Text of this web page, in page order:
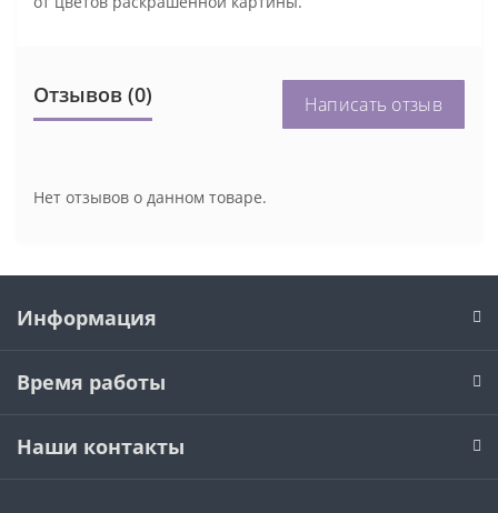
Отзывов (0) Написать отзыв
Нет отзывов о данном товаре.
Информация
Время работы
Наши контакты